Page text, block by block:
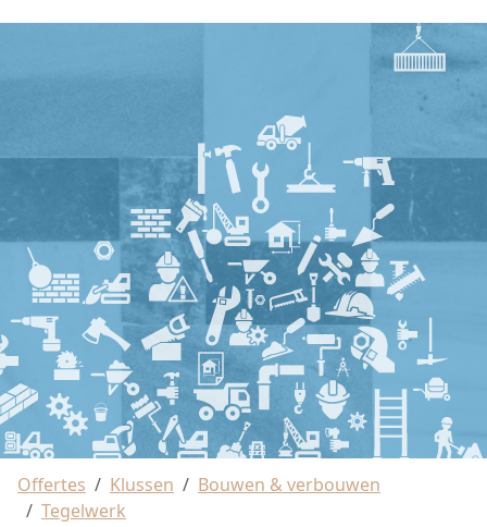
Offertes Klussen
Bouwen & verbouwen
Tegelwerk